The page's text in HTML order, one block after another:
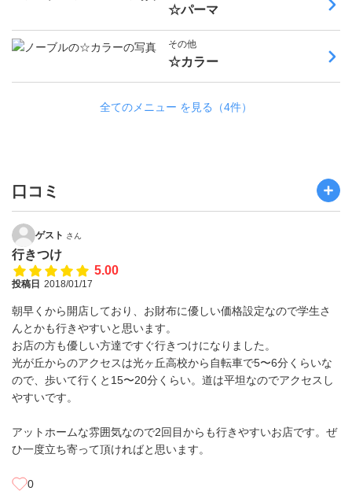
☆パーマ
その他
☆カラー
全てのメニュー を見る（4件）
口コミ
ゲスト さん
行きつけ
5.00
投稿日 2018/01/17
朝早くから開店しており、お財布に優しい価格設定なので学生さ
んとかも行きやすいと思います。
お店の方も優しい方達ですぐ行きつけになりました。
光が丘からのアクセスは光ヶ丘高校から自転車で5〜6分くらいな
ので、歩いて行くと15〜20分くらい。道は平坦なのでアクセスし
やすいです。
アットホームな雰囲気なので2回目からも行きやすいお店です。ぜ
ひ一度立ち寄って頂ければと思います。
0